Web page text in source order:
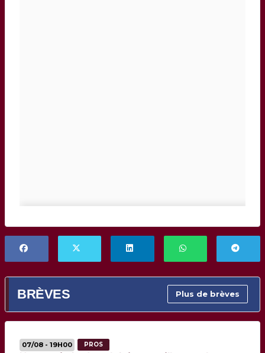
BRÈVES Plus de brèves
07/08 - 19H00 PROS